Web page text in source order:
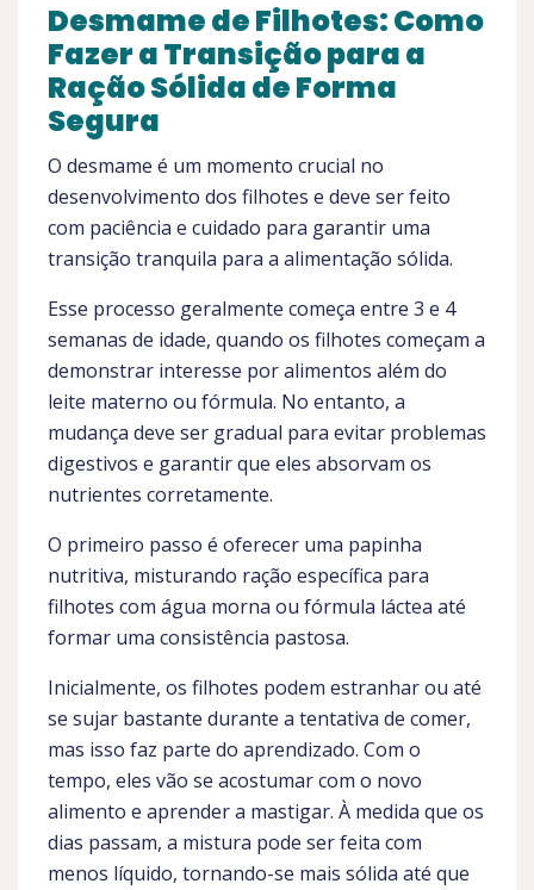
Desmame de Filhotes: Como
Fazer a Transição para a
Ração Sólida de Forma
Segura
O desmame é um momento crucial no
desenvolvimento dos filhotes e deve ser feito
com paciência e cuidado para garantir uma
transição tranquila para a alimentação sólida.
Esse processo geralmente começa entre 3 e 4
semanas de idade, quando os filhotes começam a
demonstrar interesse por alimentos além do
leite materno ou fórmula. No entanto, a
mudança deve ser gradual para evitar problemas
digestivos e garantir que eles absorvam os
nutrientes corretamente.
O primeiro passo é oferecer uma papinha
nutritiva, misturando ração específica para
filhotes com água morna ou fórmula láctea até
formar uma consistência pastosa.
Inicialmente, os filhotes podem estranhar ou até
se sujar bastante durante a tentativa de comer,
mas isso faz parte do aprendizado. Com o
tempo, eles vão se acostumar com o novo
alimento e aprender a mastigar. À medida que os
dias passam, a mistura pode ser feita com
menos líquido, tornando-se mais sólida até que